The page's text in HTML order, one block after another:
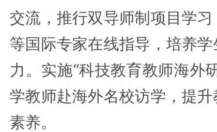
交流，推行双导师制项目学
等国际专家在线指导，培养
力。实施“科技教育教师海外
学教师赴海外名校访学，提
素养。